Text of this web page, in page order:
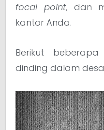
focal point, dan
kantor Anda.
Berikut
dinding dalam